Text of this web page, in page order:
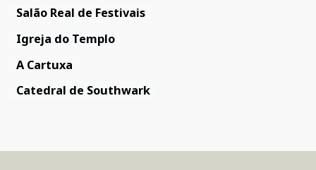
Salão Real de Festivais
Igreja do Templo
A Cartuxa
Catedral de Southwark